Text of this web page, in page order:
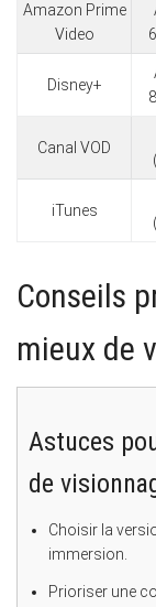
Amazon Prime
Video
Disney+
Canal VOD
iTunes
Conseils
mieux de
Astuces
de
Choisir la
immersion.
Prioriser une